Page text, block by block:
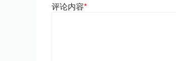
评论内容*